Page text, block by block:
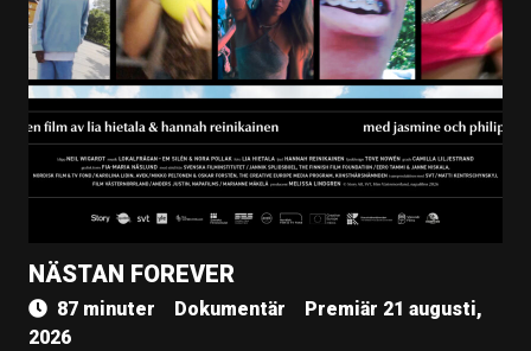
NÄSTAN FOREVER
87 minuter Dokumentär
Premiär 21 augusti,
2026